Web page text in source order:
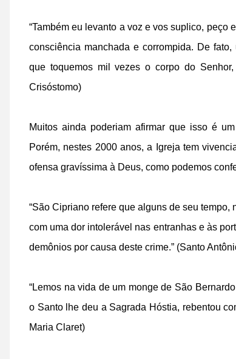
“Também eu levanto a voz e vos suplico, peço
consciência manchada e corrompida. De
que toquemos mil vezes o corpo do
Crisóstomo)
Muitos ainda poderiam afirmar que isso é
Porém, nestes 2000 anos, a Igreja tem
ofensa gravíssima à Deus, como podemos
“São Cipriano refere que alguns de seu
com uma dor intolerável nas entranhas e às
demônios por causa deste crime.” (Santo
“Lemos na vida de um monge de São
o Santo lhe deu a Sagrada Hóstia, rebentou
Maria Claret)